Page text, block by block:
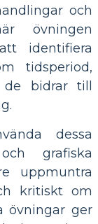
och
övningen
identifiera
tidsperiod,
de bidrar till
dessa
grafiska
uppmuntra
kritiskt om
övningar ger